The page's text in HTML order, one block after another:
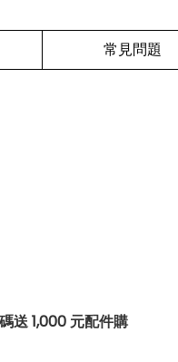
常見問題
送 1,000 元配件購